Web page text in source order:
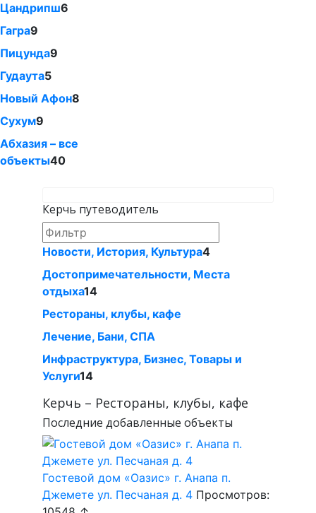
Цандрипш6
Гагра9
Пицунда9
Гудаута5
Новый Афон8
Сухум9
Абхазия – все
объекты40
Керчь путеводитель
Новости, История, Культура4
Достопримечательности, Места
отдыха14
Рестораны, клубы, кафе
Лечение, Бани, СПА
Инфраструктура, Бизнес, Товары и
Услуги14
Керчь – Рестораны, клубы, кафе
Последние добавленные объекты
Гостевой дом «Оазис» г. Анапа п.
Джемете ул. Песчаная д. 4 Просмотров: